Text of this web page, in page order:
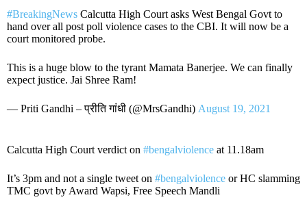
#BreakingNews Calcutta High Court asks West Bengal Govt to
hand over all post poll violence cases to the CBI. It will now be a
court monitored probe.
This is a huge blow to the tyrant Mamata Banerjee. We can finally
expect justice. Jai Shree Ram!
— Priti Gandhi – प्रीति गांधी (@MrsGandhi) August 19, 2021
Calcutta High Court verdict on #bengalviolence at 11.18am
It’s 3pm and not a single tweet on #bengalviolence or HC slamming
TMC govt by Award Wapsi, Free Speech Mandli